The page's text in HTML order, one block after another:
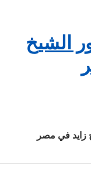
الشيخ
زايد في مصر